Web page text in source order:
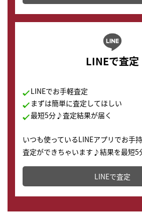
LINEで査定
LINEでお手軽査定
まずは簡単に査定してほしい
最短5分♪査定結果が届く
いつも使っているLINEアプリでお手
査定ができちゃいます♪結果を最短5
どこからでもすぐに査定金額を知る
LINEで査定